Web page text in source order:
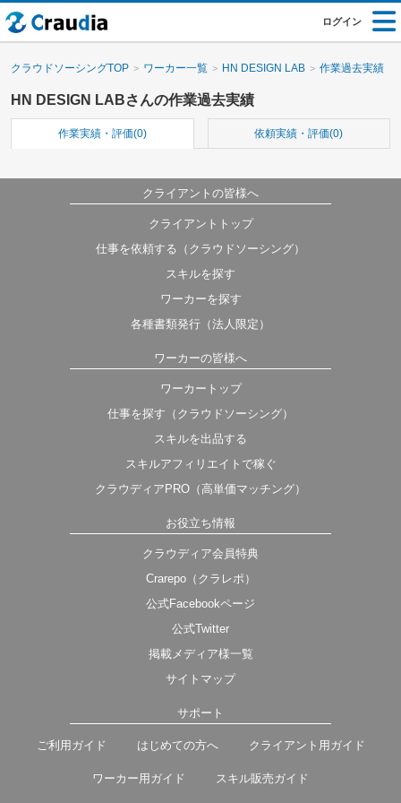
ログイン
クラウドソーシングTOP ワーカー一覧 HN DESIGN LAB 作業過去実績
HN DESIGN LABさんの作業過去実績
作業実績・評価(0) 依頼実績・評価(0)
クライアントの皆様へ
クライアントトップ
仕事を依頼する（クラウドソーシング）
スキルを探す
ワーカーを探す
各種書類発行（法人限定）
ワーカーの皆様へ
ワーカートップ
仕事を探す（クラウドソーシング）
スキルを出品する
スキルアフィリエイトで稼ぐ
クラウディアPRO（高単価マッチング）
お役立ち情報
クラウディア会員特典
Crarepo（クラレポ）
公式Facebookページ
公式Twitter
掲載メディア様一覧
サイトマップ
サポート
ご利用ガイド はじめての方へ クライアント用ガイド
ワーカー用ガイド スキル販売ガイド